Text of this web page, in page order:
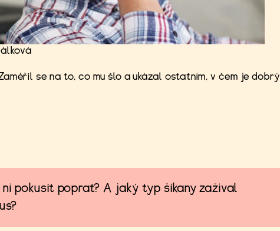
se na to, co mu šlo a ukázal ostatním, v čem je dobrý
pokusit poprat? A jaký typ šikany zažíval